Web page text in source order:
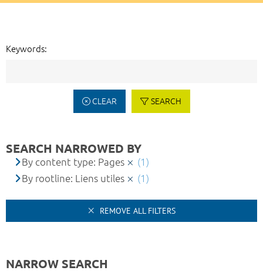
Keywords:
CLEAR SEARCH
SEARCH NARROWED BY
By content type: Pages
(1)
By rootline: Liens utiles
(1)
REMOVE ALL FILTERS
NARROW SEARCH